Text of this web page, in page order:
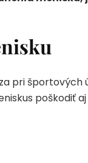
pri
poškodiť